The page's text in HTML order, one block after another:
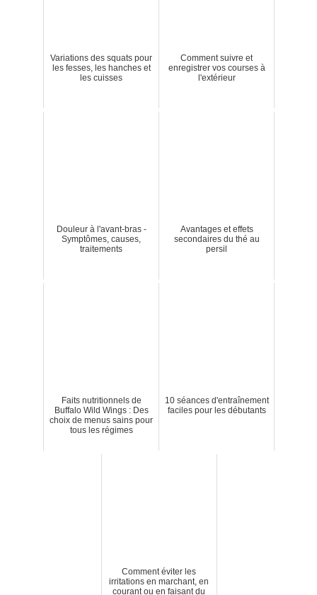
Variations des squats pour
les fesses, les hanches et
les cuisses
Comment suivre et
enregistrer vos courses à
l'extérieur
Douleur à l'avant-bras -
Symptômes, causes,
traitements
Avantages et effets
secondaires du thé au
persil
Faits nutritionnels de
Buffalo Wild Wings : Des
choix de menus sains pour
tous les régimes
10 séances d'entraînement
faciles pour les débutants
Comment éviter les
irritations en marchant, en
courant ou en faisant du